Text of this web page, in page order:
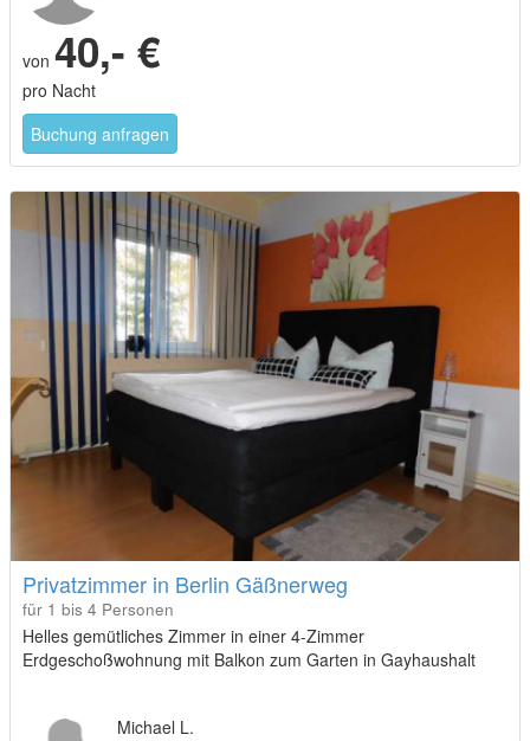
von 40,- €
pro Nacht
Buchung anfragen
Privatzimmer in Berlin Gäßnerweg
für 1 bis 4 Personen
Helles gemütliches Zimmer in einer 4-Zimmer
Erdgeschoßwohnung mit Balkon zum Garten in Gayhaushalt
Michael L.